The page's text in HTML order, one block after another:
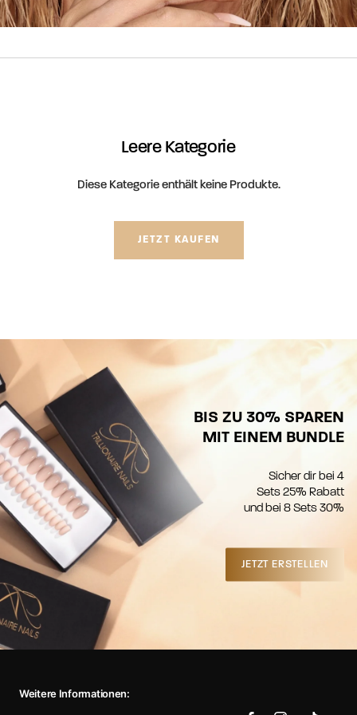
Leere Kategorie
Diese Kategorie enthält keine Produkte.
JETZT KAUFEN
BIS ZU 30% SPAREN
MIT EINEM BUNDLE
Sicher dir bei 4
Sets 25% Rabatt
und bei 8 Sets 30%
JETZT ERSTELLEN
Weitere Informationen: